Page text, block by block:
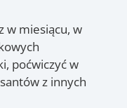
w miesiącu, w
poćwiczyć w
z innych